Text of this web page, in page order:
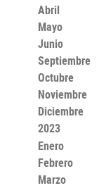
Abril
Mayo
Junio
Septiembre
Octubre
Noviembre
Diciembre
2023
Enero
Febrero
Marzo